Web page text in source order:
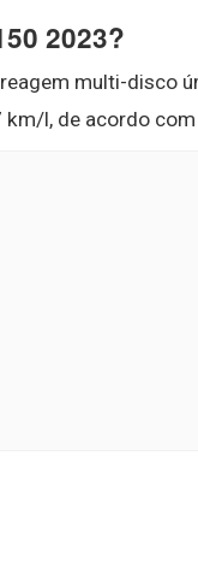
2023?
multi-disco
km/l, de acordo